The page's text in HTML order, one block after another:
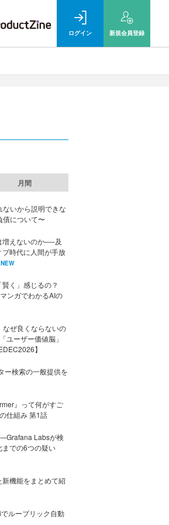
ログイン 新規会員登録
月間
いから説明できな
債について〜
増えないのか──及
時代に人間が手放
NEW
賢く」感じるの？
ンガでわかるAIの
ぜ良くならないの
ユーザー価値脳」
】
ー検索の一般提供を
』って何がすご
仕組み 第1話
Labsが検
での6つの疑い
機能をまとめて紹
ルーブリック自動